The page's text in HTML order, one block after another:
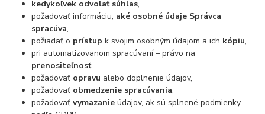
kedykoľvek odvolať súhlas,
požadovať informáciu, aké osobné údaje Správca
spracúva,
požiadať o prístup k svojim osobným údajom a ich kópiu,
pri automatizovanom spracúvaní – právo na
prenositeľnosť,
požadovať opravu alebo doplnenie údajov,
požadovať obmedzenie spracúvania,
požadovaťvymazanie údajov, ak sú splnené podmienky